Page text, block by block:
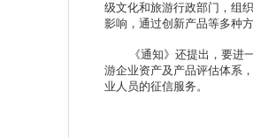
级文化和旅游行政部门，组
影响，通过创新产品等多种
《通知》还提出，要进一
游企业资产及产品评估体系
业人员的征信服务。